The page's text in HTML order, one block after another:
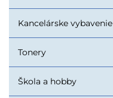
Kancelárske vybavenie
Tonery
Škola a hobby